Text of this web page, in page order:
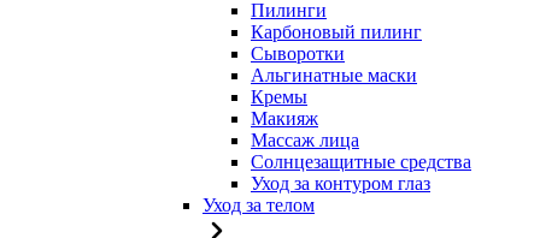
Пилинги
Карбоновый пилинг
Сыворотки
Альгинатные маски
Кремы
Макияж
Массаж лица
Солнцезащитные средства
Уход за контуром глаз
Уход за телом